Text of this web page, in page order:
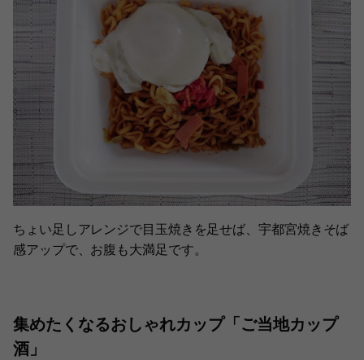
ちょい足しアレンジで目玉焼きを足せば、宇都宮焼きそば
感アップで、お腹も大満足です。
集めたくなるおしゃれカップ「ご当地カップ
酒」